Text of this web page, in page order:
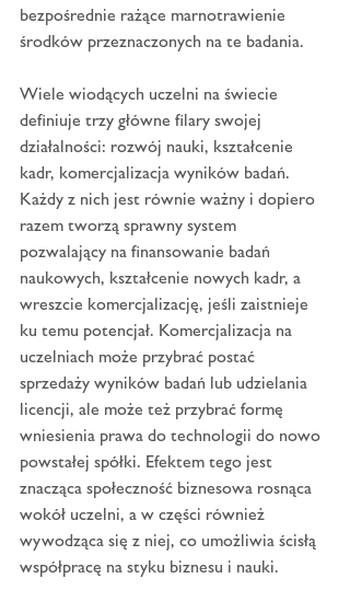
bezpośrednie rażące marnotrawienie
środków przeznaczonych na te badania.
Wiele wiodących uczelni na świecie
definiuje trzy główne filary swojej
działalności: rozwój nauki, kształcenie
kadr, komercjalizacja wyników badań.
Każdy z nich jest równie ważny i dopiero
razem tworzą sprawny system
pozwalający na finansowanie badań
naukowych, kształcenie nowych kadr, a
wreszcie komercjalizację, jeśli zaistnieje
ku temu potencjał. Komercjalizacja na
uczelniach może przybrać postać
sprzedaży wyników badań lub udzielania
licencji, ale może też przybrać formę
wniesienia prawa do technologii do nowo
powstałej spółki. Efektem tego jest
znacząca społeczność biznesowa rosnąca
wokół uczelni, a w części również
wywodząca się z niej, co umożliwia ścisłą
współpracę na styku biznesu i nauki.